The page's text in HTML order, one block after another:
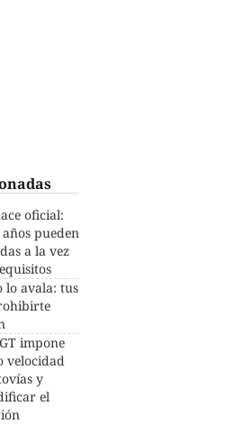
oficial:
pueden
a la vez
lo avala: tus
impone
velocidad
y
el